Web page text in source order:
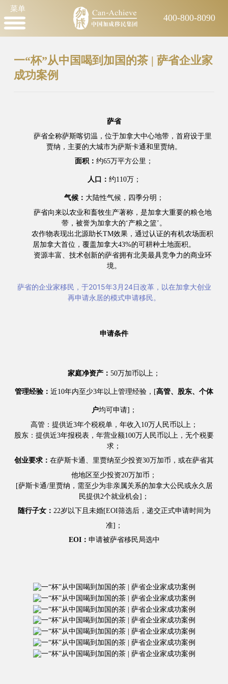
菜单
400-800-8090
一“杯”从中国喝到加国的茶 | 萨省企业家
成功案例
萨省
萨省全称萨斯喀切温，位于加拿大中心地带，首府设于里
贾纳，主要的大城市为萨斯卡通和 里贾纳。
面积： 约65万平方公里；
人口： 约110万；
气候： 大陆性气候，四季分明；
萨省向来以农业和畜牧生产著称，是加拿大重要的粮仓地
带，被誉为加拿大的‘产粮之篮’。
农作物表现出北源助长TM效果，通过认证的有机农场面积
居加拿大首位，覆盖加拿大43%的可耕种土地面积。
资源丰富、技术创新的萨省拥有北美最具竞争力的商业环
境。
萨省的企业家移民，于2015年3月24日改革，以在加拿大创业
再申请永居的模式申请移民。
申请条件
家庭净资产： 50万加币以上；
管理经验： 近10年内至少3年以上管理经验， [高管、股东、个体
户均可申请]；
高管 ： 提供近3年个税税单，年收入10万人民币以上；
股东 ： 提供近3年报税表，年营业额100万人民币以上，无个税要
求；
创业要求： 在萨斯卡通、里贾纳至少投资30万加币，或在萨省其
他地区至少投资20万加币；
[萨斯卡通/里贾纳，需至少为非亲属关系的加拿大公民或永久居
民提供2个就业机会]；
随行子女： 22岁以下且未婚[EOI筛选后，递交正式申请时间为
准]；
EOI： 申请被萨省移民局选中